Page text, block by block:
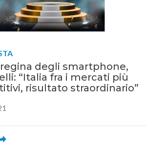
degli smartphone,
“Italia fra i mercati più
risultato straordinario”